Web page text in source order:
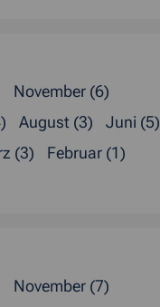
November (6)
August (3)
Juni (5)
(3)
Februar (1)
November (7)